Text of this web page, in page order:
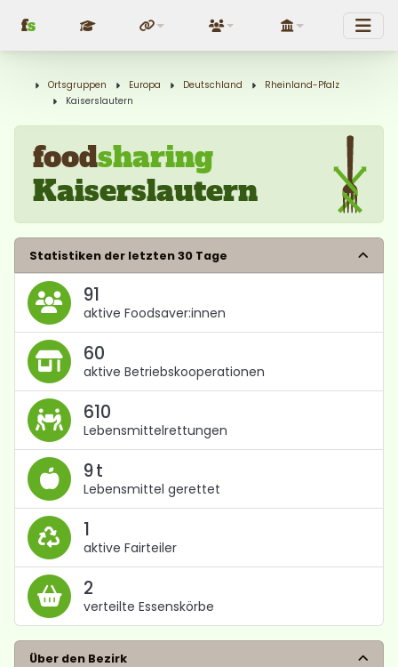
fs FundraisingÜber uns Politik
Ortsgruppen Europa Deutschland
Rheinland-Pfalz
Kaiserslautern
foodsharing
Kaiserslautern
Statistiken der letzten 30 Tage
91
aktive Foodsaver:innen
60
aktive Betriebskooperationen
610
Lebensmittelrettungen
9 t
Lebensmittel gerettet
1
aktive Fairteiler
2
verteilte Essenskörbe
Über den Bezirk